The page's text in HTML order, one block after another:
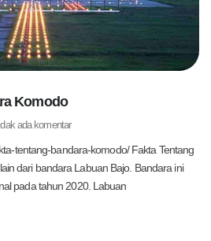
Komodo
ada komentar
tentang-bandara-komodo/ Fakta Tentang
dari bandara Labuan Bajo. Bandara ini
pada tahun 2020. Labuan